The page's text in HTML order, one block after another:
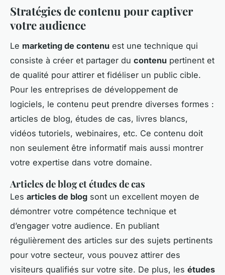
Stratégies de contenu pour captiver
votre audience
Le marketing de contenu est une technique qui
consiste à créer et partager du contenu pertinent et
de qualité pour attirer et fidéliser un public cible.
Pour les entreprises de développement de
logiciels, le contenu peut prendre diverses formes :
articles de blog, études de cas, livres blancs,
vidéos tutoriels, webinaires, etc. Ce contenu doit
non seulement être informatif mais aussi montrer
votre expertise dans votre domaine.
Articles de blog et études de cas
Les articles de blog sont un excellent moyen de
démontrer votre compétence technique et
d’engager votre audience. En publiant
régulièrement des articles sur des sujets pertinents
pour votre secteur, vous pouvez attirer des
visiteurs qualifiés sur votre site. De plus, les études